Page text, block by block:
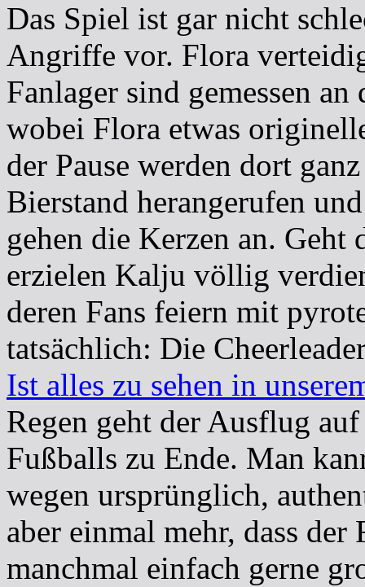
Das Spiel ist gar nicht
Angriffe vor. Flora
Fanlager sind gemessen
wobei Flora etwas
der Pause werden dort
Bierstand herangerufen
gehen die Kerzen an.
erzielen Kalju völlig
deren Fans feiern mit
tatsächlich: Die
Ist alles zu sehen in
Regen geht der Ausflug
Fußballs zu Ende. Man
wegen ursprünglich,
aber einmal mehr, dass
manchmal einfach gerne